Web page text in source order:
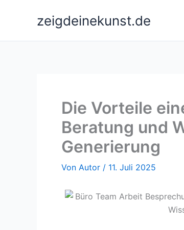
zeigdeinekunst.de
Die Vorteile
Beratung und
Generierung
Von Autor / 11. Juli 2025